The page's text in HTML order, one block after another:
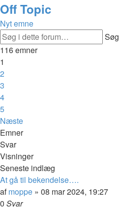
Off Topic
Nyt emne
Søg
116 emner
1
2
3
4
5
Næste
Emner
Svar
Visninger
Seneste indlæg
At gå til bekendelse….
afmoppe » 08 mar 2024, 19:27
0 Svar